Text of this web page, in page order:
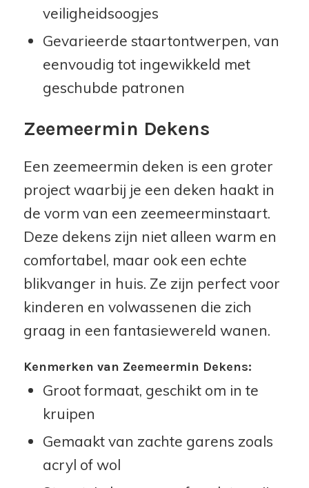
veiligheidsoogjes
Gevarieerde staartontwerpen, van
eenvoudig tot ingewikkeld met
geschubde patronen
Zeemeermin Dekens
Een zeemeermin deken is een groter
project waarbij je een deken haakt in
de vorm van een zeemeerminstaart.
Deze dekens zijn niet alleen warm en
comfortabel, maar ook een echte
blikvanger in huis. Ze zijn perfect voor
kinderen en volwassenen die zich
graag in een fantasiewereld wanen.
Kenmerken van Zeemeermin Dekens:
Groot formaat, geschikt om in te
kruipen
Gemaakt van zachte garens zoals
acryl of wol